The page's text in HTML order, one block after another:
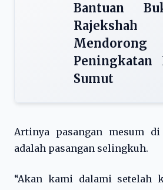
Bantuan
Sumut
Artinya pasangan mesum
adalah pasangan selingkuh.
“Akan kami dalami setelah